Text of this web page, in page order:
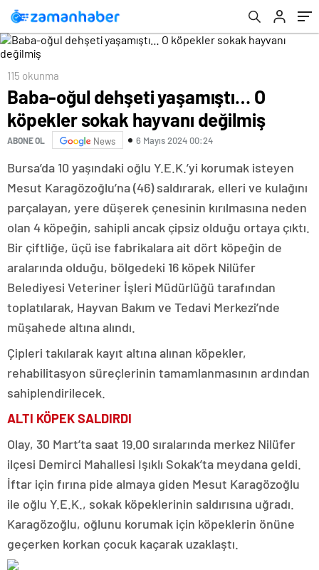
115 okunma
Baba-oğul dehşeti yaşamıştı… O
köpekler sokak hayvanı değilmiş
ABONE OL News 6 Mayıs 2024 00:24
Bursa’da 10 yaşındaki oğlu Y.E.K.’yi korumak isteyen
Mesut Karagözoğlu’na (46) saldırarak, elleri ve kulağını
parçalayan, yere düşerek çenesinin kırılmasına neden
olan 4 köpeğin, sahipli ancak çipsiz olduğu ortaya çıktı.
Bir çiftliğe, üçü ise fabrikalara ait dört köpeğin de
aralarında olduğu, bölgedeki 16 köpek Nilüfer
Belediyesi Veteriner İşleri Müdürlüğü tarafından
toplatılarak, Hayvan Bakım ve Tedavi Merkezi’nde
müşahede altına alındı.
Çipleri takılarak kayıt altına alınan köpekler,
rehabilitasyon süreçlerinin tamamlanmasının ardından
sahiplendirilecek.
ALTI KÖPEK SALDIRDI
Olay, 30 Mart’ta saat 19.00 sıralarında merkez Nilüfer
ilçesi Demirci Mahallesi Işıklı Sokak’ta meydana geldi.
İftar için fırına pide almaya giden Mesut Karagözoğlu
ile oğlu Y.E.K., sokak köpeklerinin saldırısına uğradı.
Karagözoğlu, oğlunu korumak için köpeklerin önüne
geçerken korkan çocuk kaçarak uzaklaştı.